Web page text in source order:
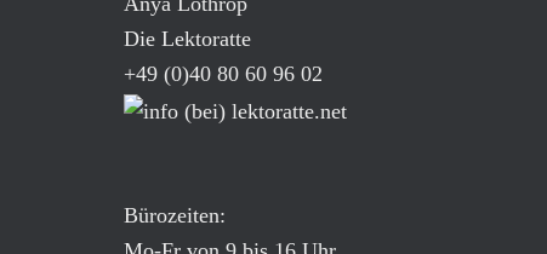
Die Lektoratte
+49 (0)40 80 60 96 02
Bürozeiten: